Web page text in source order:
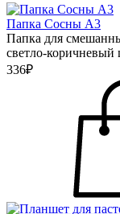
Папка Сосны А3
Папка для
светло-коричневый
336₽